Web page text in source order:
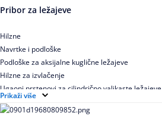
Pribor za ležajeve
Hilzne
Navrtke i podloške
Podloške za aksijalne kuglične ležajeve
Hilzne za izvlačenje
Ugaoni prstenovi za cilindrično valjkaste ležajeve
Prikaži više